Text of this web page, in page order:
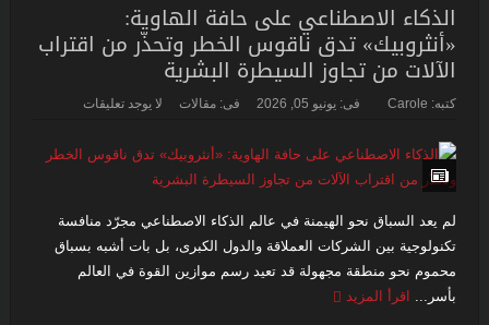
الذكاء الاصطناعي على حافة الهاوية:
«أنثروبيك» تدق ناقوس الخطر وتحذّر من اقتراب
الآلات من تجاوز السيطرة البشرية
كتبه: Carole فى: يونيو 05, 2026 فى: مقالات لا يوجد تعليقات
لم يعد السباق نحو الهيمنة في عالم الذكاء الاصطناعي مجرّد منافسة
تكنولوجية بين الشركات العملاقة والدول الكبرى، بل بات أشبه بسباق
محموم نحو منطقة مجهولة قد تعيد رسم موازين القوة في العالم
بأسر... اقرأ المزيد